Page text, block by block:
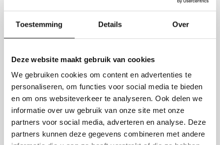
Toestemming Details Over
Deze website maakt gebruik van cookies
We gebruiken cookies om content en advertenties te
personaliseren, om functies voor social media te bieden
en om ons websiteverkeer te analyseren. Ook delen we
informatie over uw gebruik van onze site met onze
partners voor social media, adverteren en analyse. Deze
partners kunnen deze gegevens combineren met andere
Agrarisch
Aalsmeer
€14.99
Bekijk vacature